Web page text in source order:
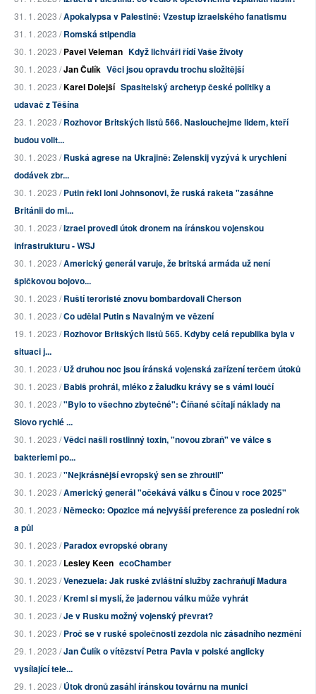
31. 1. 2023 /Apokalypsa v Palestině: Vzestup izraelského fanatismu
31. 1. 2023 /Romská stipendia
30. 1. 2023 /Pavel Veleman Když lichváři řídí Vaše životy
30. 1. 2023 /Jan Čulík Věci jsou opravdu trochu složitější
30. 1. 2023 /Karel Dolejší Spasitelský archetyp české politiky a
udavač z Těšína
23. 1. 2023 /Rozhovor Britských listů 566. Naslouchejme lidem, kteří
budou volit...
30. 1. 2023 /Ruská agrese na Ukrajině: Zelenskij vyzývá k urychlení
dodávek zbr...
30. 1. 2023 /Putin řekl loni Johnsonovi, že ruská raketa "zasáhne
Británii do mi...
30. 1. 2023 /Izrael provedl útok dronem na íránskou vojenskou
infrastrukturu - WSJ
30. 1. 2023 /Americký generál varuje, že britská armáda už není
špičkovou bojovo...
30. 1. 2023 /Ruští teroristé znovu bombardovali Cherson
30. 1. 2023 /Co udělal Putin s Navalným ve vězení
19. 1. 2023 /Rozhovor Britských listů 565. Kdyby celá republika byla v
situaci j...
30. 1. 2023 /Už druhou noc jsou íránská vojenská zařízení terčem útoků
30. 1. 2023 /Babiš prohrál, mléko z žaludku krávy se s vámi loučí
30. 1. 2023 /"Bylo to všechno zbytečné": Číňané sčítají náklady na
Siovo rychlé ...
30. 1. 2023 /Vědci našli rostlinný toxin, "novou zbraň" ve válce s
bakteriemi po...
30. 1. 2023 /"Nejkrásnější evropský sen se zhroutil"
30. 1. 2023 /Americký generál "očekává válku s Čínou v roce 2025"
30. 1. 2023 /Německo: Opozice má nejvyšší preference za poslední rok
a půl
30. 1. 2023 /Paradox evropské obrany
30. 1. 2023 /Lesley Keen ecoChamber
30. 1. 2023 /Venezuela: Jak ruské zvláštní služby zachraňují Madura
30. 1. 2023 /Kreml si myslí, že jadernou válku může vyhrát
30. 1. 2023 /Je v Rusku možný vojenský převrat?
30. 1. 2023 /Proč se v ruské společnosti zezdola nic zásadního nezmění
29. 1. 2023 /Jan Čulík o vítězství Petra Pavla v polské anglicky
vysílající tele...
29. 1. 2023 /Útok dronů zasáhl íránskou továrnu na munici